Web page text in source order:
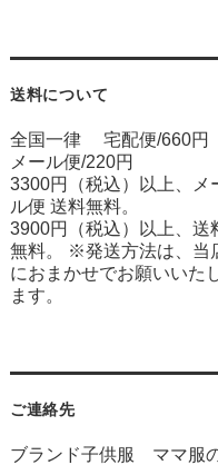
送料について
全国一律 宅配便/660円
メール便/220円
3300円（税込）以上、メ
ル便 送料無料。
3900円（税込）以上、送
無料。 ※発送方法は、当
におまかせでお願いいた
ます。
ご連絡先
ブランド子供服 ママ服